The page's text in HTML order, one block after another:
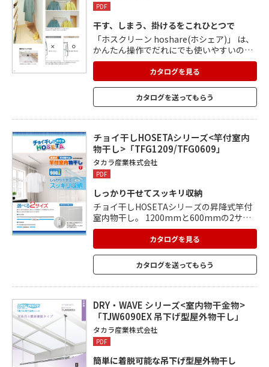
PDF
干す、しまう、掛けるをこれひとつで
「ホスクリーン hoshare(ホシェア)」 は、
かんたん操作でだれにでも使いやすいのが
特長です。 家のあちこちに設置しやすくな
っているので 家事をシェアする家族にぴっ
たりです。 ■洗濯物干し 生活スタイルにあ
わせた使い方ができます。 ■衣類掛け すべ
てをクローゼットにしまわず、 一時待機ス
ウイルス・花粉等は 部屋に持ち込まず玄関
でストップ。
カタログを見る
カタログを送ってもらう
チョイ干しHOSETAシリーズ<竿付室内
物干し>「TFG1209/TFG0609」
タカラ産業株式会社
PDF
しっかり干せてスッキリ収納
チョイ干しHOSETAシリーズの昇降式竿付
室内物干し。 1200mmと600mmの2サイ
ズがあり、物干しをする場所や量によって
選ぶことが可能。 暮らしに合わせた使い分
けができます。 洗濯物を干している際は、
操作紐を竿端部のヒモ止めキャップに収納
でき、竿収納時は壁付用フックに巻き付け
カタログを見る
カタログを送ってもらう
DRY・WAVE シリーズ<室内物干金物>
「TJW6090EX 吊下げ型屋外物干し」
タカラ産業株式会社
PDF
簡単に着脱可能な吊下げ型屋外物干し